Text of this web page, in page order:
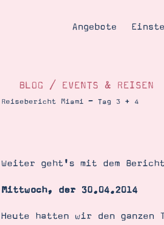
Angebote
Blog
Produkte erklärt
Über Stampin’ Up!
BLOG / EVENTS & REISEN
Reisebericht Miami – Tag 3 + 4
Weiter geht's mit dem
Mittwoch, der 30.04.2014
Heute hatten wir den